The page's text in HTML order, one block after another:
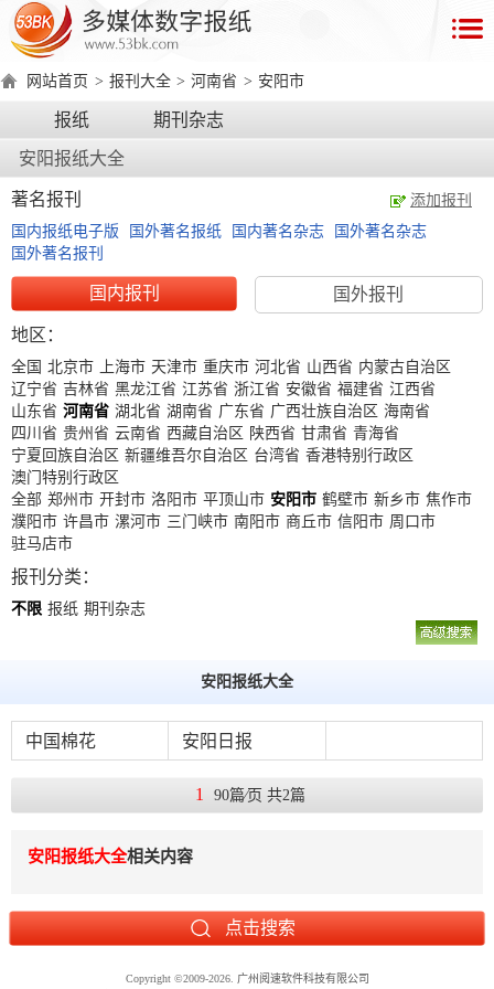
首
页
数
产
品
字
报
电
脑
版
字
报
手
机
版
线
演
示
产
品
介
绍
产
品
优
势
产
品
分
类
环
境
要
求
著
作
权
证
产
品
价
格
数
字
报
服
品
下
级
日
见
问
何
购
大
网站首页 > 报刊大全 > 河南省 > 安阳市
报纸 期刊杂志
安阳报纸大全
著名报刊
添加报刊
国内报纸电子版
国外著名报纸 国内著名杂志
国外著名杂志
国外著名报刊
国内报刊 国外报刊
地区：
全国 北京市 上海市 天津市 重庆市 河北省 山西省 内蒙古自治区
辽宁省 吉林省 黑龙江省 江苏省 浙江省 安徽省 福建省 江西省
山东省 河南省 湖北省 湖南省 广东省 广西壮族自治区 海南省
四川省 贵州省 云南省 西藏自治区 陕西省 甘肃省 青海省
宁夏回族自治区 新疆维吾尔自治区 台湾省 香港特别行政区
澳门特别行政区
全部 郑州市 开封市 洛阳市 平顶山市 安阳市 鹤壁市 新乡市 焦作市
濮阳市 许昌市 漯河市 三门峡市 南阳市 商丘市 信阳市 周口市
驻马店市
报刊分类：
不限 报纸 期刊杂志
安阳报纸大全
中国棉花 安阳日报
1 90篇⁄页 共2篇
安阳报纸大全相关内容
Copyright ©2009-2026. 广州阅速软件科技有限公司